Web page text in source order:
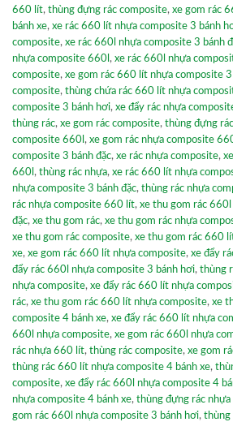
660 lít, thùng đựng rác composite, xe gom rác
bánh xe, xe rác 660 lít nhựa composite 3 bánh
composite, xe rác 660l nhựa composite 3 bánh
nhựa composite 660l , xe rác 660l nhựa
composite, xe gom rác 660 lít nhựa composite
composite, thùng chứa rác 660 lít nhựa
composite 3 bánh hơi, xe đẩy rác nhựa
thùng rác, xe gom rác composite, thùng đựng
composite 660l , xe gom rác nhựa composite
composite 3 bánh đặc, xe rác nhựa composite,
660l , thùng rác nhựa, xe rác 660 lít nhựa
nhựa composite 3 bánh đặc, thùng rác nhựa
rác nhựa composite 660 lít, xe thu gom rác
đặc, xe thu gom rác, xe thu gom rác nhựa
xe thu gom rác composite, xe thu gom rác 660
xe, xe gom rác 660 lít nhựa composite, xe đẩy
đẩy rác 660l nhựa composite 3 bánh hơi, thùng
nhựa composite, xe đẩy rác 660 lít nhựa
rác, xe thu gom rác 660 lít nhựa composite, xe
composite 4 bánh xe, xe đẩy rác 660 lít nhựa
660l nhựa composite, xe gom rác 660l nhựa
rác nhựa 660 lít, thùng rác composite, xe gom
thùng rác 660 lít nhựa composite 4 bánh xe,
composite, xe đẩy rác 660l nhựa composite 4
nhựa composite 4 bánh xe, thùng đựng rác
gom rác 660l nhựa composite 3 bánh hơi, thùng